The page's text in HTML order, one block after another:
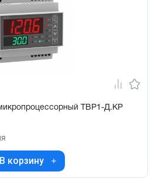
ТВР1-Д.КР
В корзину